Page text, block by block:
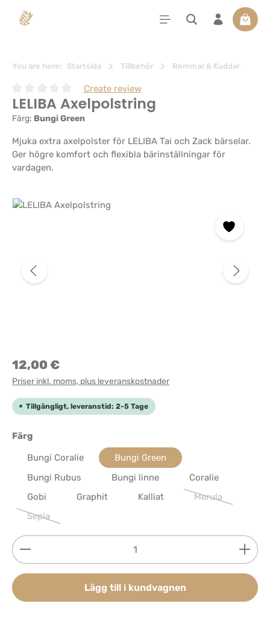
You are here: Startsida Tillbehör Remmar & Kuddar
Genomsnittligt betyg på 0 av 5 stjärnor
Create review
LELIBA Axelpolstring
Färg: Bungi Green
Mjuka extra axelpolster för LELIBA Tai och Zack bärselar.
Ger högre komfort och flexibla bärinställningar för
vardagen.
Hoppa över bildgalleri
12,00 €
Priser inkl. moms, plus leveranskostnader
Tillgängligt, leveranstid: 2-5 Tage
Välj
Färg
Bungi Coralie
Bungi Green
Bungi Rubus
Bungi linne
Coralie
Gobi
Graphit Kalliat Merula
(Det här
Sepia
(Det här alternativet är för närvarande inte tillgängligt.)
Produktkvantitet: Ange önskat belopp eller
Lägg till i kundvagnen